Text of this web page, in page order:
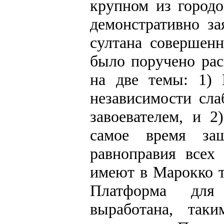
крупном из
демонстративно
султана
было поручено
на две темы: 1)
независимости
завоевателем, и
самое время
равноправия
имеют в Марокко
Платформа для
выработана,